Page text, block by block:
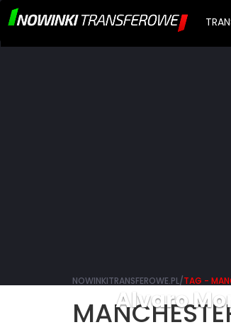
NOWINKITRANSFEROWE.PL/TAG -
Alvaro